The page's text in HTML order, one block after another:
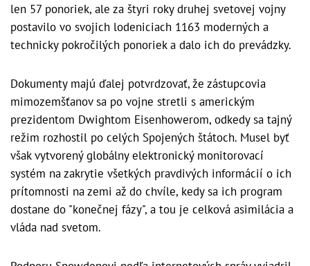
len 57 ponoriek, ale za štyri roky druhej svetovej vojny
postavilo vo svojich lodeniciach 1163 moderných a
technicky pokročilých ponoriek a dalo ich do prevádzky.
Dokumenty majú ďalej potvrdzovať, že zástupcovia
mimozemšťanov sa po vojne stretli s americkým
prezidentom Dwightom Eisenhowerom, odkedy sa tajný
režim rozhostil po celých Spojených štátoch. Musel byť
však vytvorený globálny elektronický monitorovací
systém na zakrytie všetkých pravdivých informácií o ich
prítomnosti na zemi až do chvíle, kedy sa ich program
dostane do "konečnej fázy", a tou je celková asimilácia a
vláda nad svetom.